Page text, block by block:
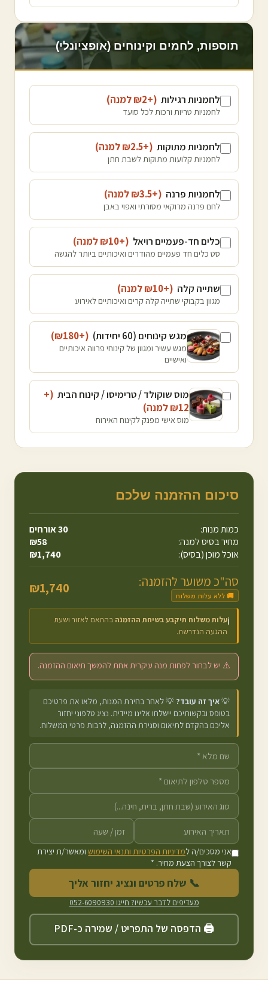
תוספות, לחמים וקינוחים (אופציונלי)
לחמניות רגילות (+₪
2 למנה)
לחמניות טריות ורכות לכל סועד
לחמניות מתוקות (+₪
2.5 למנה)
לחמניות קלועות מתוקות לשבת חתן
לחמניות פרנה (+₪
3.5 למנה)
לחם פרנה מרוקאי מסורתי ואפוי באבן
כלים חד-פעמיים רויאל (+₪
10 למנה)
סט כלים חד פעמיים מהודרים ואיכותיים ביותר להגשה
שתייה קלה (+₪
10 למנה)
מגוון בקבוקי שתייה קלה קרים ואיכותיים לאירוע
מגש קינוחים (60 יחידות) (+₪
180
)
מגש עשיר ומגוון של קינוחי פרווה איכותיים
ואישיים
מוס שוקולד / טרימיסו / קינוח הבית (+
₪12 למנה)
מוס אישי מפנק לקינוח האירוח
סיכום ההזמנה שלכם
כמות מנות: 30אורחים
מחיר בסיס למנה:
₪58
אוכל מוכן (בסיס):
₪1,740
סה"כ משוער להזמנה:
🚚 ללא עלות משלוח ₪1,740
ℹ️עלות משלוח תיקבע בשיחת ההזמנה בהתאם לאזור ושעת
ההגעה הנדרשת.
⚠️ יש לבחור לפחות מנה עיקרית אחת להמשך תיאום ההזמנה.
💡איך זה עובד? 💡 לאחר בחירת המנות, מלאו את פרטיכם
בטופס ובקשותיכם יישלחו אלינו מיידית. נציג טלפוני יחזור
אליכם בהקדם לתיאום וסגירת ההזמנה, לרבות פרטי המשלוח.
אני מסכים/ה למדיניות הפרטיות ותנאי השימושומאשר/ת יצירת
קשר לצורך הצעת מחיר. *
📞 שלח פרטים ונציג יחזור אליך
מעדיפים לדבר עכשיו? חייגו 052-6090930
🖨️ הדפסה של התפריט / שמירה כ-PDF